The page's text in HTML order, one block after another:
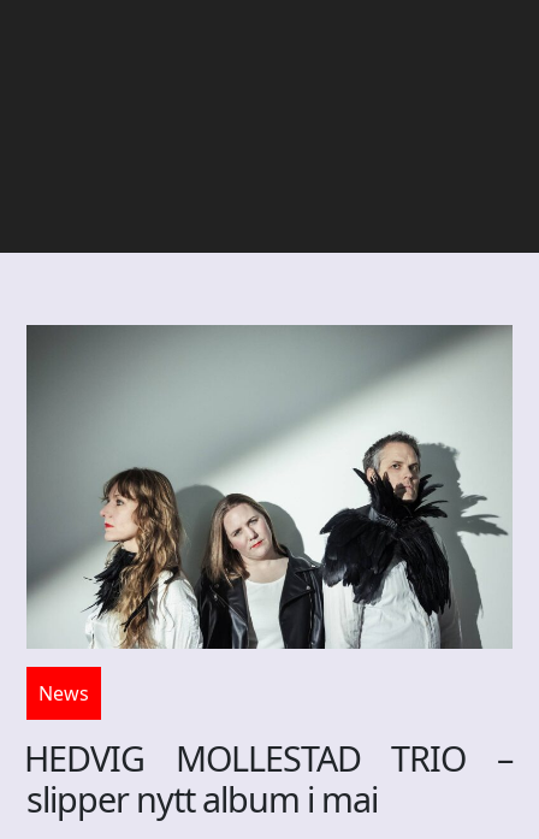
News
HEDVIG MOLLESTAD TRIO –
slipper nytt album i mai